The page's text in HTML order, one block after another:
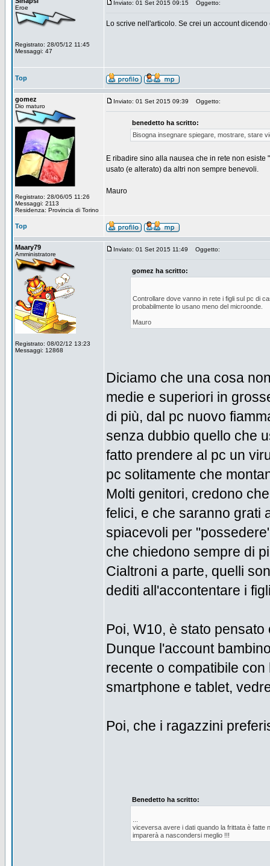
Eroe
Registrato: 28/05/12 11:45
Messaggi: 47
Inviato: 01 Set 2015 09:15 Oggetto:
Lo scrive nell'articolo. Se crei un account
Top
gomez
Dio maturo
Registrato: 28/06/05 11:26
Messaggi: 2113
Residenza: Provincia di Torino
Inviato: 01 Set 2015 09:39 Oggetto:
benedetto ha scritto:
Bisogna insegnare spiegare, mostrare, stare
E ribadire sino alla nausea che in rete non esiste
usato (e alterato) da altri non sempre benevoli.
Mauro
Top
Maary79
Amministratore
Registrato: 08/02/12 13:23
Messaggi: 12868
Inviato: 01 Set 2015 11:49 Oggetto:
gomez ha scritto:
Controllare dove vanno in rete i figli sul pc di
probabilmente lo usano meno del microonde.
Mauro
Diciamo che una cosa
medie e superiori in
di più, dal pc nuovo
senza dubbio quello che
fatto prendere al pc un
pc solitamente che
Molti genitori, credono
felici, e che saranno grati
spiacevoli per
che chiedono sempre di
Cialtroni a parte, quelli
dediti all'accontentare i
Poi, W10, è stato
Dunque l'account
recente o compatibile
smartphone e tablet,
Poi, che i ragazzini
Benedetto ha scritto:
viceversa avere i dati quando la frittata è fatte
imparerà a nascondersi meglio !!!